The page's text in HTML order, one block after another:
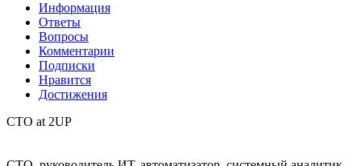
Информация
Ответы
Вопросы
Комментарии
Подписки
Нравится
Достижения
CTO at 2UP